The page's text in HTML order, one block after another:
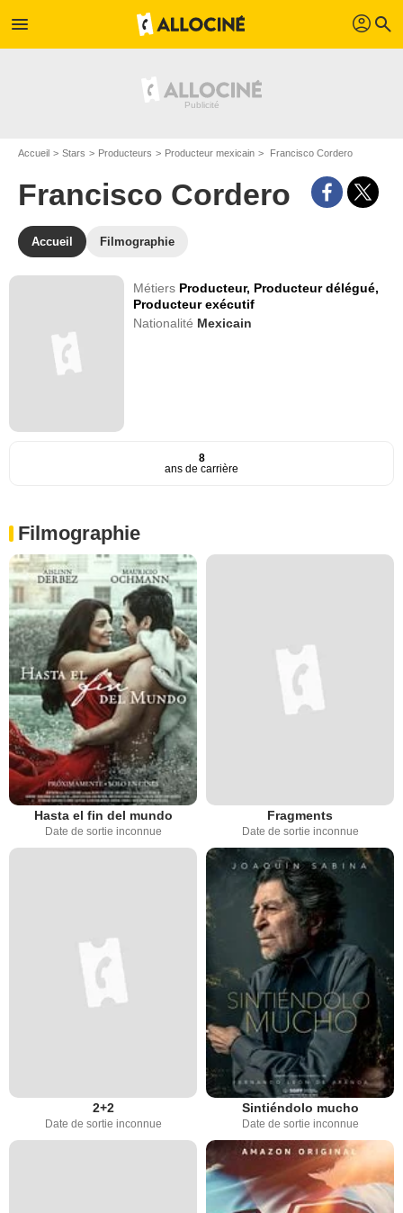
menu profil search
Accueil Stars Producteurs Producteur mexicain Francisco Cordero
Francisco Cordero
Accueil Filmographie
Métiers Producteur, Producteur délégué,
Producteur exécutif
Nationalité Mexicain
8
ans de carrière
Filmographie
Hasta el fin del mundo
Date de sortie inconnue
Fragments
Date de sortie inconnue
2+2
Date de sortie inconnue
Sintiéndolo mucho
Date de sortie inconnue